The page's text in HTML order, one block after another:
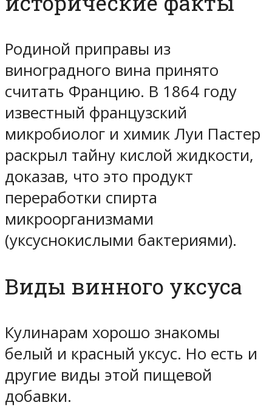
Родиной приправы из
виноградного вина принято
считать Францию. В 1864 году
известный французский
микробиолог и химик Луи Пастер
раскрыл тайну кислой жидкости,
доказав, что это продукт
переработки спирта
микроорганизмами
(уксуснокислыми бактериями).
Виды винного уксуса
Кулинарам хорошо знакомы
белый и красный уксус. Но есть и
другие виды этой пищевой
добавки.